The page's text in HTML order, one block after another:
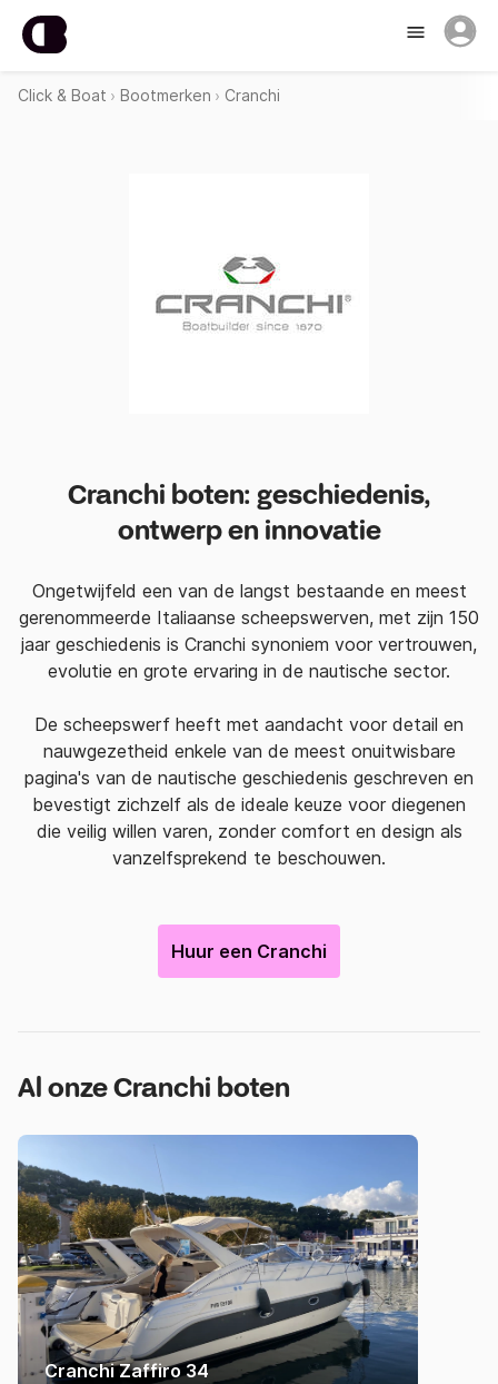
Click & Boat Bootmerken Cranchi
Cranchi boten: geschiedenis,
ontwerp en innovatie
Ongetwijfeld een van de langst bestaande en meest
gerenommeerde Italiaanse scheepswerven, met zijn 150
jaar geschiedenis is Cranchi synoniem voor vertrouwen,
evolutie en grote ervaring in de nautische sector.
De scheepswerf heeft met aandacht voor detail en
nauwgezetheid enkele van de meest onuitwisbare
pagina's van de nautische geschiedenis geschreven en
bevestigt zichzelf als de ideale keuze voor diegenen
die veilig willen varen, zonder comfort en design als
vanzelfsprekend te beschouwen.
Huur een Cranchi
Al onze Cranchi boten
Cranchi Zaffiro 34